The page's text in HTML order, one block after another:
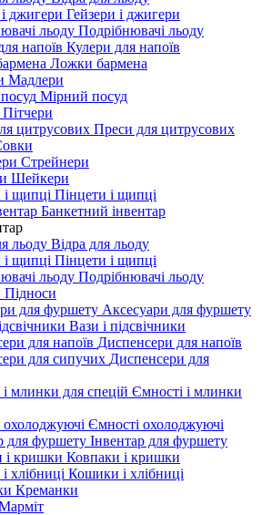
Гейзери і джигери
Подрібнювачі льоду
Кулери для напоїв
Ложки бармена
Мадлери
Мірний посуд
Пітчери
Преси для цитрусових
Стрейнери
Шейкери
Пінцети і щипці
Банкетний інвентар
Відра для льоду
Пінцети і щипці
Подрібнювачі льоду
Підноси
Аксесуари для фуршету
Вази і підсвічники
Диспенсери для напоїв
Диспенсери для
Ємності і млинки
Ємності охолоджуючі
Інвентар для фуршету
Ковпаки і кришки
Кошики і хлібниці
Креманки